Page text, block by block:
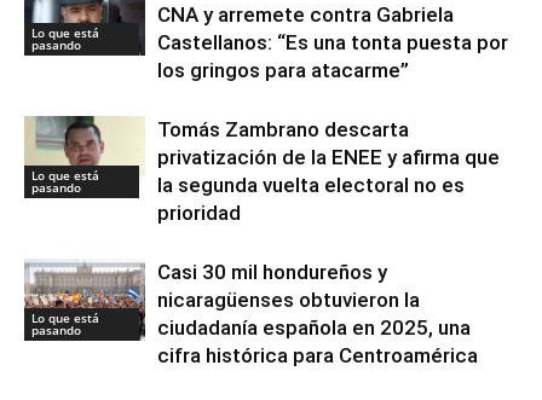
Lo que está
pasando
CNA y arremete contra Gabriela
Castellanos: “Es una tonta puesta por
los gringos para atacarme”
Lo que está
pasando
Tomás Zambrano descarta
privatización de la ENEE y afirma que
la segunda vuelta electoral no es
prioridad
Lo que está
pasando
Casi 30 mil hondureños y
nicaragüenses obtuvieron la
ciudadanía española en 2025, una
cifra histórica para Centroamérica